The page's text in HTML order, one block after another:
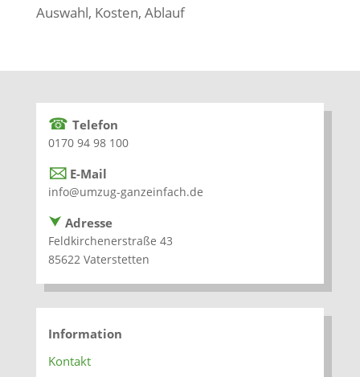
Auswahl, Kosten, Ablauf
☎ Telefon
0170 94 98 100
🖂 E-Mail
info@umzug-ganzeinfach.de
⮟ Adresse
Feldkirchenerstraße 43
85622 Vaterstetten
Information
Kontakt